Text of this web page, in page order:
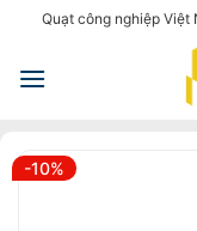
nội
Quạt công nghiệp Việt
-10%